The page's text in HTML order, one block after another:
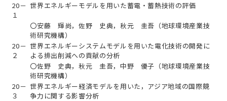
20－
１
世界エネルギーモデルを用いた蓄電・蓄熱技術の評価
〇安藤 輝尚，佐野 史典，秋元 圭吾（地球環境産業技
術研究機構）
20－
２
世界エネルギーシステムモデルを用いた電化技術の開発に
よる排出削減への貢献の分析
〇佐野 史典，秋元 圭吾，中野 優子（地球環境産業技
術研究機構）
20－
３
世界エネルギー経済モデルを用いた，アジア地域の国際競
争力に関する影響分析